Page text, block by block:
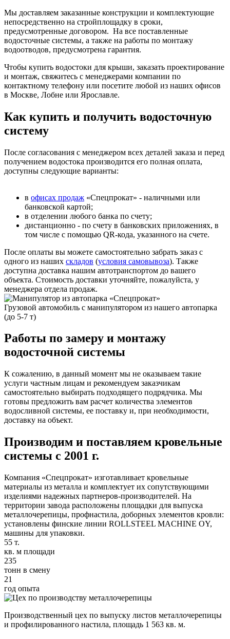
Мы доставляем заказанные конструкции и комплектующие
непосредственно на стройплощадку в сроки,
предусмотренные договором. На все поставленные
водосточные системы, а также на работы по монтажу
водоотводов, предусмотрена гарантия.
Чтобы купить водостоки для крыши, заказать проектирование
и монтаж, свяжитесь с менеджерами компании по
контактному телефону или посетите любой из наших офисов
в Москве, Лобне или Ярославле.
Как купить и получить водосточную
систему
После согласования с менеджером всех деталей заказа и перед
получением водостока производится его полная оплата,
доступны следующие варианты:
в офисах продаж «Спецпрокат» - наличными или
банковской картой;
в отделении любого банка по счету;
дистанционно - по счету в банковских приложениях, в
том числе с помощью QR-кода, указанного на счете.
После оплаты вы можете самостоятельно забрать заказ с
одного из наших складов (условия самовывоза). Также
доступна доставка нашим автотранспортом до вашего
объекта. Стоимость доставки уточняйте, пожалуйста, у
менеджера отдела продаж.
Грузовой автомобиль с манипулятором из нашего автопарка
(до 5-7 т)
Работы по замеру и монтажу
водосточной системы
К сожалению, в данный момент мы не оказываем такие
услуги частным лицам и рекомендуем заказчикам
самостоятельно выбирать подходящего подрядчика. Мы
готовы предложить вам расчет количества элементов
водосливной системы, ее поставку и, при необходимости,
доставку на объект.
Производим и поставляем кровельные
системы с 2001 г.
Компания «Спецпрокат» изготавливает кровельные
материалы из металла и комплектует их сопутствующими
изделиями надежных партнеров-производителей. На
территории завода расположены площадки для выпуска
металлочерепицы, профнастила, доборных элементов кровли:
установлены финские линии ROLLSTEEL MACHINE OY,
машины для упаковки.
55 т.
кв. м площади
235
тонн в смену
21
год опыта
Производственный цех по выпуску листов металлочерепицы
и профилированного настила, площадь 1 563 кв. м.